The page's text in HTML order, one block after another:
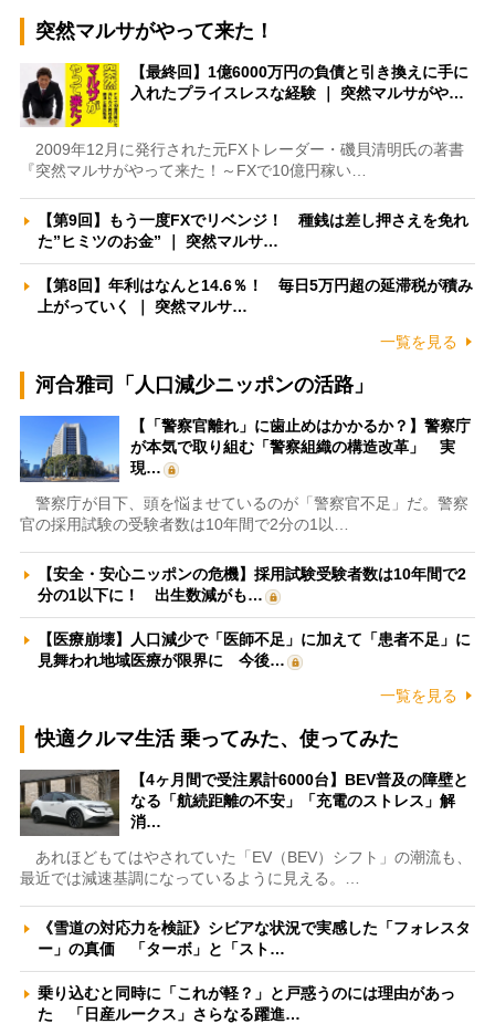
突然マルサがやって来た！
【最終回】1億6000万円の負債と引き換えに手に
入れたプライスレスな経験 ｜ 突然マルサがや…
2009年12月に発行された元FXトレーダー・磯貝清明氏の著書
『突然マルサがやって来た！～FXで10億円稼い…
【第9回】もう一度FXでリベンジ！ 種銭は差し押さえを免れ
た”ヒミツのお金” ｜ 突然マルサ…
【第8回】年利はなんと14.6％！ 毎日5万円超の延滞税が積み
上がっていく ｜ 突然マルサ…
一覧を見る
河合雅司「人口減少ニッポンの活路」
【「警察官離れ」に歯止めはかかるか？】警察庁
が本気で取り組む「警察組織の構造改革」 実
現…
警察庁が目下、頭を悩ませているのが「警察官不足」だ。警察
官の採用試験の受験者数は10年間で2分の1以…
【安全・安心ニッポンの危機】採用試験受験者数は10年間で2
分の1以下に！ 出生数減がも…
【医療崩壊】人口減少で「医師不足」に加えて「患者不足」に
見舞われ地域医療が限界に 今後…
一覧を見る
快適クルマ生活 乗ってみた、使ってみた
【4ヶ月間で受注累計6000台】BEV普及の障壁と
なる「航続距離の不安」「充電のストレス」解
消…
あれほどもてはやされていた「EV（BEV）シフト」の潮流も、
最近では減速基調になっているように見える。…
《雪道の対応力を検証》シビアな状況で実感した「フォレスタ
ー」の真価 「ターボ」と「スト…
乗り込むと同時に「これが軽？」と戸惑うのには理由があっ
た 「日産ルークス」さらなる躍進…